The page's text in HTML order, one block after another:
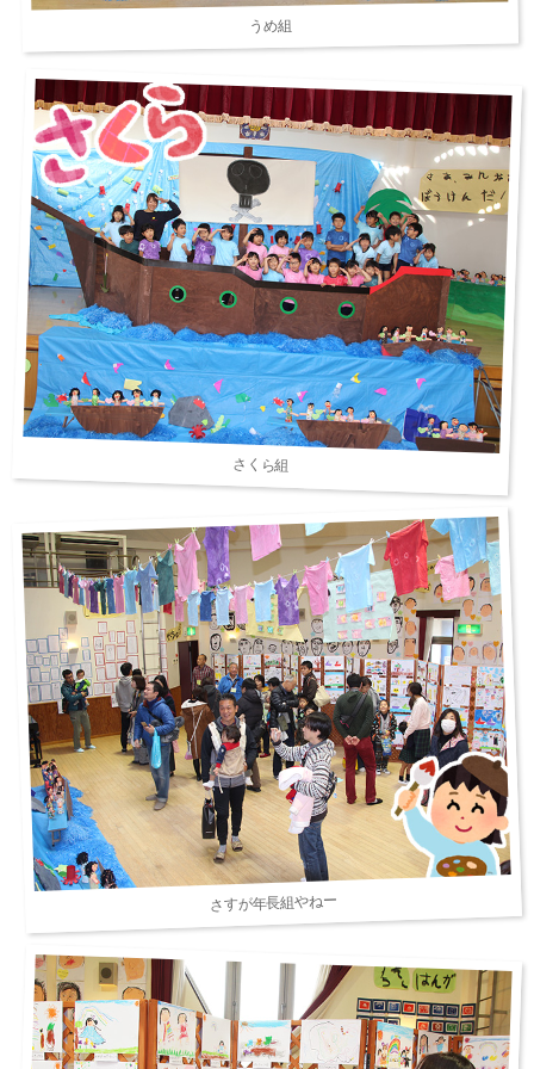
うめ組
さくら組
さすが年長組やねー